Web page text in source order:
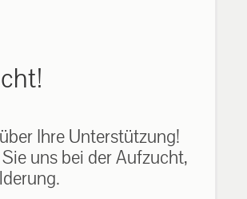
Ihre Unterstützung!
uns bei der Aufzucht,